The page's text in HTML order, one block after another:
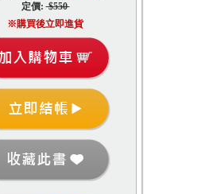
定價:$550
※購買後立即進貨